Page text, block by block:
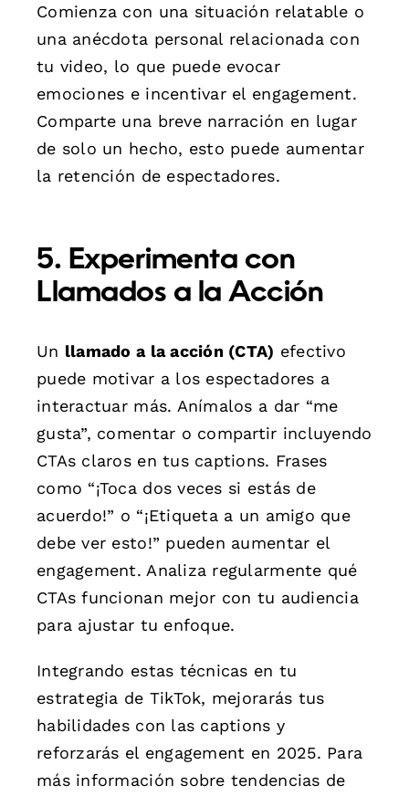
Comienza con una situación relatable o
una anécdota personal relacionada con
tu video, lo que puede evocar
emociones e incentivar el engagement.
Comparte una breve narración en lugar
de solo un hecho, esto puede aumentar
la retención de espectadores.
5. Experimenta con
Llamados a la Acción
Un llamado a la acción (CTA) efectivo
puede motivar a los espectadores a
interactuar más. Anímalos a dar “me
gusta”, comentar o compartir incluyendo
CTAs claros en tus captions. Frases
como “¡Toca dos veces si estás de
acuerdo!” o “¡Etiqueta a un amigo que
debe ver esto!” pueden aumentar el
engagement. Analiza regularmente qué
CTAs funcionan mejor con tu audiencia
para ajustar tu enfoque.
Integrando estas técnicas en tu
estrategia de TikTok, mejorarás tus
habilidades con las captions y
reforzarás el engagement en 2025. Para
más información sobre tendencias de